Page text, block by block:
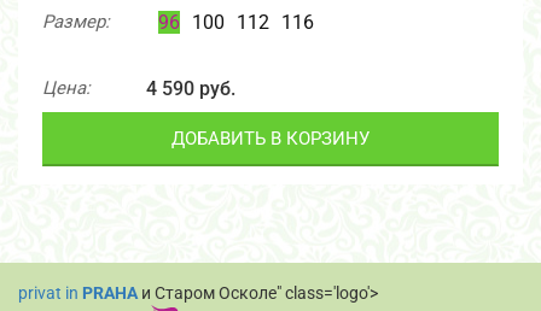
Размер: 96 100 112 116
Цена: 4 590 руб.
ДОБАВИТЬ В КОРЗИНУ
privat in PRAHA и Старом Осколе" class='logo'>